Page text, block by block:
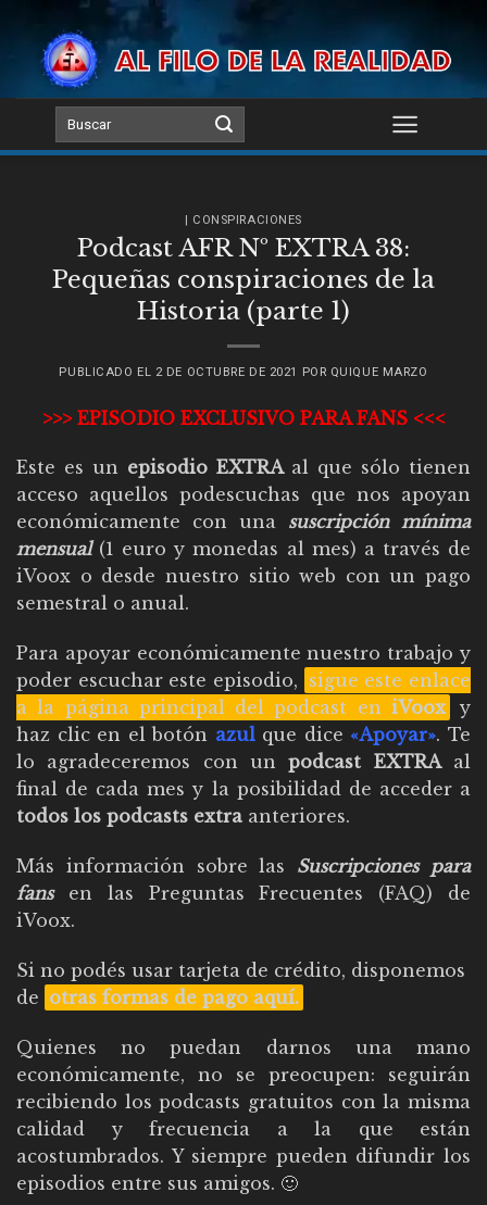
content
| CONSPIRACIONES
Podcast AFR Nº EXTRA 38:
Pequeñas conspiraciones de la
Historia (parte 1)
PUBLICADO EL 2 DE OCTUBRE DE 2021 POR QUIQUE MARZO
>>> EPISODIO EXCLUSIVO PARA FANS <<<
Este es un episodio EXTRAal que sólo tienen
acceso aquellos podescuchas que nos apoyan
económicamente con una suscripción mínima
mensual(1 euro y monedas al mes) a través de
iVoox o desde nuestro sitio web con un pago
semestral o anual.
Para apoyar económicamente nuestro trabajo y
poder escuchar este episodio, sigue este enlace
a la página principal del podcast en iVoox
y
haz clic en el botón azulque dice«Apoyar». Te
lo agradeceremos con unpodcast EXTRAal
final de cada mes y la posibilidad de acceder a
todos los podcasts extra anteriores.
Más información sobre las Suscripciones para
fansen las Preguntas Frecuentes (FAQ) de
iVoox.
Si no podés usar tarjeta de crédito, disponemos
de otras formas de pago aquí.
Quienes no puedan darnos una mano
económicamente, no se preocupen: seguirán
recibiendo los podcasts gratuitos con la misma
calidad y frecuencia a la que están
acostumbrados. Y siempre pueden difundir los
episodios entre sus amigos. 🙂